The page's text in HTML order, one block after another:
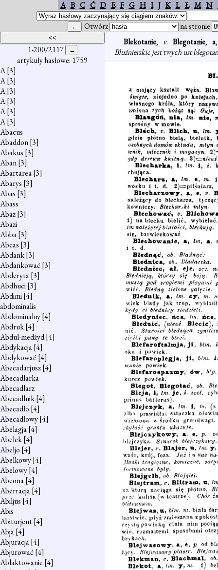
A B C Ć D E F G H I J K L Ł M N
Otwórz na stronie
1-200/2117
artykuły hasłowe: 1759
A[3]
A[3]
A[3]
A[3]
A[3]
A[3]
Abacus
Abaddon[3]
Abakus [3]
Aban[3]
Abartarea[3]
Abarys [3]
Abas [3]
Abass
Abaz[3]
Abazi
Abba[3]
Abcas [3]
Abdank[3]
Abdankować [3]
Abderyta[3]
Abdhuci[3]
Abdimi[4]
abdominalis
Abdominalny[4]
Abdruk[4]
Abdul-medżyd[4]
Abdykacja[4]
Abdykować [4]
Abecadarjusz[4]
Abecadlarka
Abecadlarz
Abecadlnik[4]
Abecadło [4]
Abecadłowy[4]
Abelagja[4]
Abelek[4]
Abeljo [4]
Abelkowy[4]
Abelowy[4]
Abeona[4]
Aberracja[4]
Abiljus [4]
Abis
Abiturjent[4]
Abja[4]
Abjuracja[4]
Abjurować [4]
Ablaktowanie [4]
Blekotanie, v. Blegotanie, a
Bluźnierskic jest twych ust